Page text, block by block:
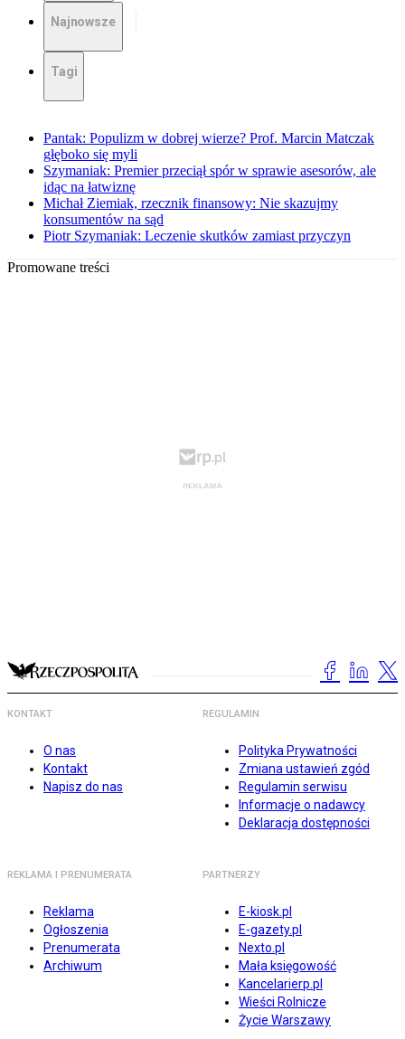
Najnowsze
Tagi
Pantak: Populizm w dobrej wierze? Prof. Marcin Matczak
głęboko się myli
Szymaniak: Premier przeciął spór w sprawie asesorów, ale
idąc na łatwiznę
Michał Ziemiak, rzecznik finansowy: Nie skazujmy
konsumentów na sąd
Piotr Szymaniak: Leczenie skutków zamiast przyczyn
Promowane treści
KONTAKT
O nas
Kontakt
Napisz do nas
REGULAMIN
Polityka Prywatności
Zmiana ustawień zgód
Regulamin serwisu
Informacje o nadawcy
Deklaracja dostępności
REKLAMA I PRENUMERATA
Reklama
Ogłoszenia
Prenumerata
Archiwum
PARTNERZY
E-kiosk.pl
E-gazety.pl
Nexto.pl
Mała księgowość
Kancelarierp.pl
Wieści Rolnicze
Życie Warszawy